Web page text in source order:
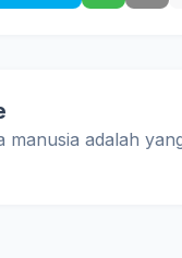
manusia adalah